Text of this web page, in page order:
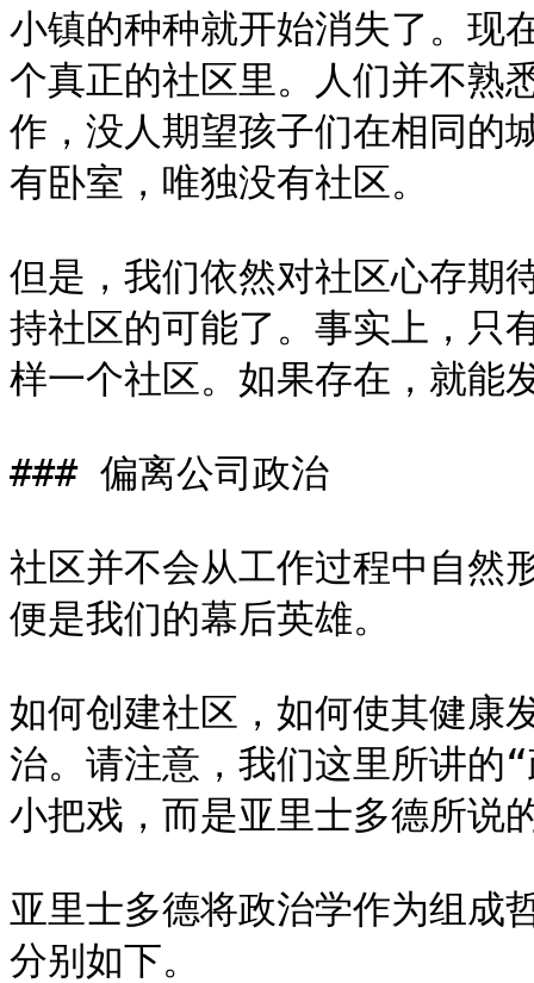
小镇的种种就开始消失了。现
个真正的社区里。人们并不熟
作，没人期望孩子们在相同的
有卧室，唯独没有社区。
但是，我们依然对社区心存期
持社区的可能了。事实上，只
样一个社区。如果存在，就能
### 偏离公司政治
社区并不会从工作过程中自然
便是我们的幕后英雄。
如何创建社区，如何使其健康
治。请注意，我们这里所讲的
小把戏，而是亚里士多德所说
亚里士多德将政治学作为组成
分别如下。